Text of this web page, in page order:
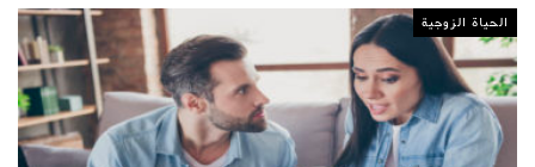
الحياة الزوجية